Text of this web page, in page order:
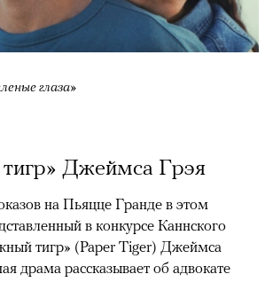
глаза»
Джеймса Грэя
на Пьяцце Гранде в этом
в конкурсе Каннского
тигр» (Paper Tiger) Джеймса
драма рассказывает об адвокате